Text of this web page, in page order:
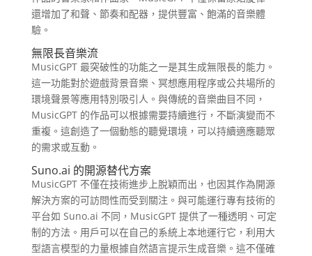
還增加了和聲、節奏和配器，提供豐富、飽滿的音樂體
驗。
無限長音樂流
MusicGPT 最突破性的功能之一是其生成無限長的能力。
這一功能對於遊戲背景音樂、冥想應用程序或公共場所的
環境聲景等應用特別吸引人。與傳統的音樂曲目不同，
MusicGPT 的作品可以根據需要持續進行，不斷演變而不
重複。這創造了一個動態的聽覺環境，可以持續適應聽眾
的需求或互動。
Suno.ai 的開源替代方案
MusicGPT 不僅在技術進步上脫穎而出，也因其作為開源
解決方案的可訪問性而受到關注。與可能運行專有技術的
平台如 Suno.ai 不同，MusicGPT 提供了一種透明、可定
制的方法。用戶可以在自己的系統上本地運行它，利用大
型語言模型的力量根據自然語言提示生成音樂。這不僅確